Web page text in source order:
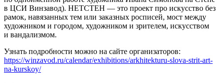
в ЦСИ Винзавод). НЕТСТЕН — это проект про искусство без
рамок, навязанных тем или заказных росписей, мост между
художником и городом, художником и зрителем, искусством
и вандализмом.
Узнать подробности можно на сайте организаторов:
https://winzavod.ru/calendar/exhibitions/arkhitekturu-slova-strit-art-
na-kurskoy/